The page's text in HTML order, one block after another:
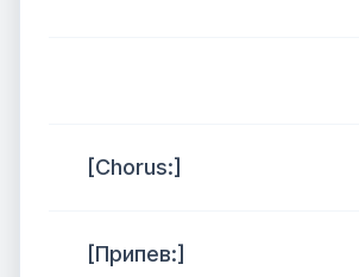
[Chorus:]
[Припев:]